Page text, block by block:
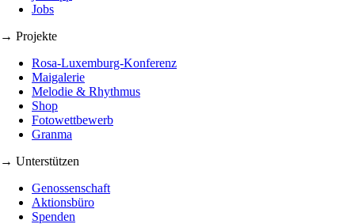
Jobs
→ Projekte
Rosa-Luxemburg-Konferenz
Maigalerie
Melodie & Rhythmus
Shop
Fotowettbewerb
Granma
→ Unterstützen
Genossenschaft
Aktionsbüro
Spenden